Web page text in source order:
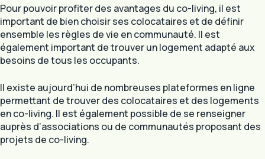
Pour pouvoir profiter des avantages du co-living, il est
important de bien choisir ses colocataires et de définir
ensemble les règles de vie en communauté. Il est
également important de trouver un logement adapté aux
besoins de tous les occupants.
Il existe aujourd’hui de nombreuses plateformes en ligne
permettant de trouver des colocataires et des logements
en co-living. Il est également possible de se renseigner
auprès d’associations ou de communautés proposant des
projets de co-living.